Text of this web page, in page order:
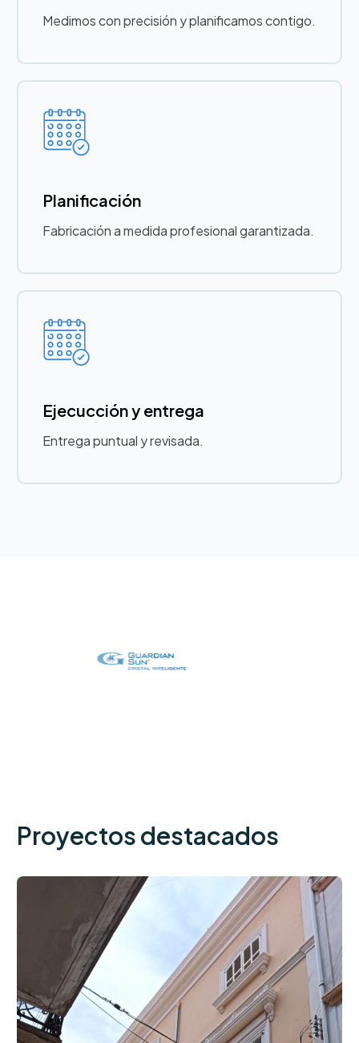
Medimos con precisión y planificamos contigo.
Planificación
Fabricación a medida profesional garantizada.
Ejecucción y entrega
Entrega puntual y revisada.
Proyectos destacados